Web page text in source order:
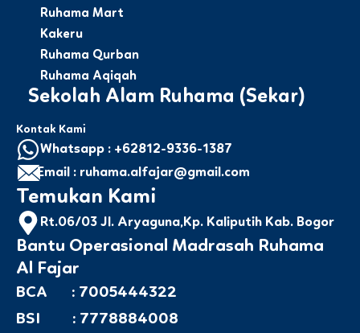
Ruhama Mart
Kakeru
Ruhama Qurban
Ruhama Aqiqah
Sekolah Alam Ruhama (Sekar)
Kontak Kami
Whatsapp : +62812-9336-1387
Email : ruhama.alfajar@gmail.com
Temukan Kami
Rt.06/03 Jl. Aryaguna,Kp. Kaliputih Kab. Bogor
Bantu Operasional Madrasah Ruhama
Al Fajar
BCA : 7005444322
BSI : 7778884008